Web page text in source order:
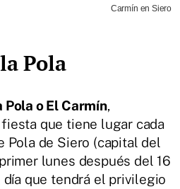
Carmín en Siero
Pola
Pola o El Carmín,
que tiene lugar cada
Pola de Siero (capital del
lunes después del 16
que tendrá el privilegio